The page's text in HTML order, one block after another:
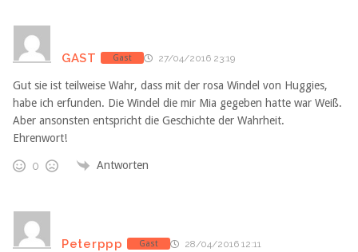
GAST Gast 27/04/2016 23:19
Gut sie ist teilweise Wahr, dass mit der rosa Windel von Huggies,
habe ich erfunden. Die Windel die mir Mia gegeben hatte war Weiß.
Aber ansonsten entspricht die Geschichte der Wahrheit.
Ehrenwort!
0 Antworten
Peterppp Gast 28/04/2016 12:11